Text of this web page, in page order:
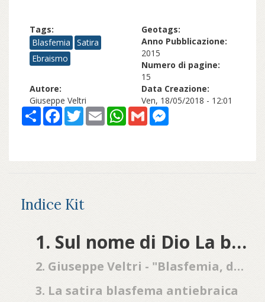
Tags:
Blasfemia
Satira
Ebraismo
Geotags:
Anno Pubblicazione:
2015
Numero di pagine:
15
Autore:
Giuseppe Veltri
Data Creazione:
Ven, 18/05/2018 - 12:01
Share Facebook
TwitterEmail WhatsApp
Gmail
Indice Kit
1. Sul nome di Dio La blasfemia, la presenza di Dio e lo scetticismo ebraico
2. Giuseppe Veltri - "Blasfemia, diritti e libertà": Sul nome di Dio. La blasfemia, la presenza di Dio e lo scetticismo ebraico
3. La satira blasfema antiebraica